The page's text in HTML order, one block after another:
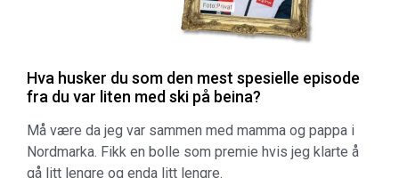
Hva husker du som den mest spesielle episode
fra du var liten med ski på beina?
Må være da jeg var sammen med mamma og pappa i
Nordmarka. Fikk en bolle som premie hvis jeg klarte å
gå litt lengre og enda litt lengre.